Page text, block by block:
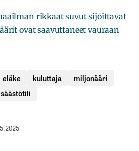
rikkaat suvut sijoittavat
ovat saavuttaneet vauraan
eläke kuluttaja
miljonääri